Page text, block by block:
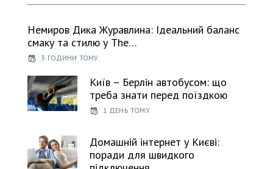
Немиров Дика Журавлина: Ідеальний баланс
смаку та стилю у The…
3 ГОДИНИ ТОМУ
Київ – Берлін автобусом: що
треба знати перед поїздкою
1 ДЕНЬ ТОМУ
Домашній інтернет у Києві:
поради для швидкого